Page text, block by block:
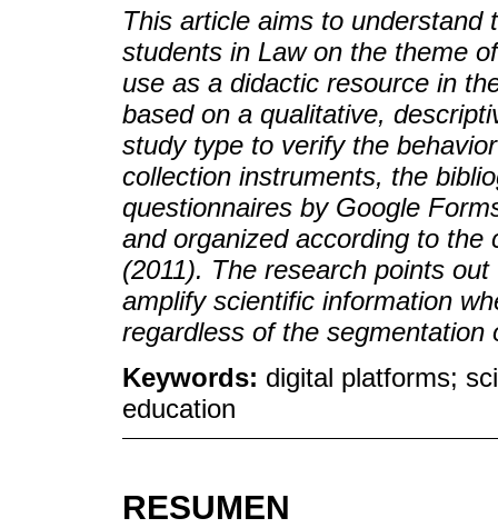
This article aims to understand
students in Law on the theme
use as a didactic resource in
based on a qualitative,
study type to verify the
collection instruments, the
questionnaires by Google
and organized according to
(2011). The research points
amplify scientific information
regardless of the segmentation
Keywords: digital platforms;
education
RESUMEN